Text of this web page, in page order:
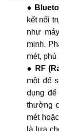
●
kết nối
như
minh.
mét,
● RF
một đế
dụng
thường
mét
là lựa